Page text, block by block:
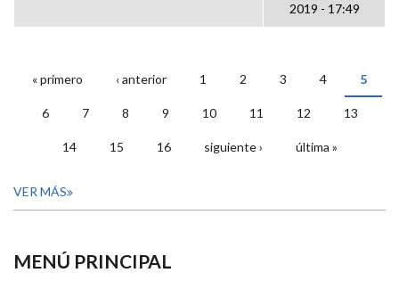
2019 - 17:49
PÁGINAS
« primero ‹ anterior 1 2 3 4 5
6 7 8 9 10 11 12 13
14 15 16 siguiente › última »
VER MÁS
MENÚ PRINCIPAL